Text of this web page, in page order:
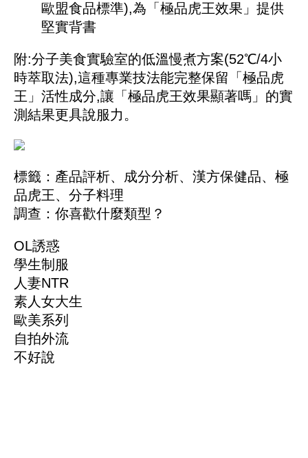
歐盟食品標準),為「極品虎王效果」提供
堅實背書
附:分子美食實驗室的低溫慢煮方案(52℃/4小
時萃取法),這種專業技法能完整保留「極品虎
王」活性成分,讓「極品虎王效果顯著嗎」的實
測結果更具說服力。
標籤： 產品評析、 成分分析、 漢方保健品、 極
品虎王、 分子料理
調查：你喜歡什麼類型？
OL誘惑
學生制服
人妻NTR
素人女大生
歐美系列
自拍外流
不好說